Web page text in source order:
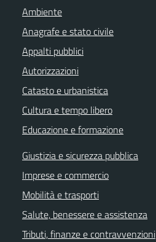
Ambiente
Anagrafe e stato civile
Appalti pubblici
Autorizzazioni
Catasto e urbanistica
Cultura e tempo libero
Educazione e formazione
Giustizia e sicurezza pubblica
Imprese e commercio
Mobilità e trasporti
Salute, benessere e assistenza
Tributi, finanze e contravvenzioni